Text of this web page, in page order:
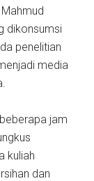
dikonsumsi
penelitian
media
jam
kuliah
dan